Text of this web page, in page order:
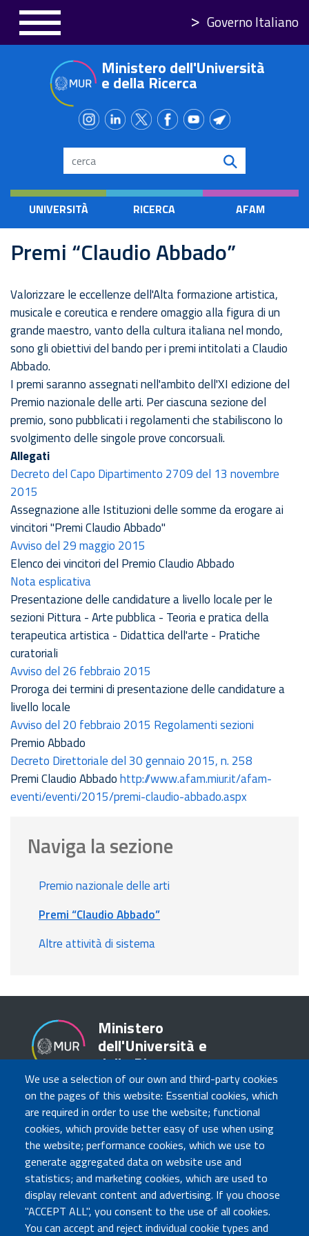
content
Governo Italiano
We use a selection of our own and third-party cookies
on the pages of this website: Essential cookies, which
are required in order to use the website; functional
cookies, which provide better easy of use when using
the website; performance cookies, which we use to
generate aggregated data on website use and
statistics; and marketing cookies, which are used to
display relevant content and advertising. If you choose
"ACCEPT ALL", you consent to the use of all cookies.
You can accept and reject individual cookie types and
Ministero dell'Università
e della Ricerca
Search
UNIVERSITÀ RICERCA AFAM
Premi “Claudio Abbado”
Valorizzare le eccellenze dell'Alta formazione artistica,
musicale e coreutica e rendere omaggio alla figura di un
grande maestro, vanto della cultura italiana nel mondo,
sono gli obiettivi del bando per i premi intitolati a Claudio
Abbado.
I premi saranno assegnati nell'ambito dell'XI edizione del
Premio nazionale delle arti. Per ciascuna sezione del
premio, sono pubblicati i regolamenti che stabiliscono lo
svolgimento delle singole prove concorsuali.
Allegati
Decreto del Capo Dipartimento 2709 del 13 novembre
2015
Assegnazione alle Istituzioni delle somme da erogare ai
vincitori "Premi Claudio Abbado"
Avviso del 29 maggio 2015
Elenco dei vincitori del Premio Claudio Abbado
Nota esplicativa
Presentazione delle candidature a livello locale per le
sezioni Pittura - Arte pubblica - Teoria e pratica della
terapeutica artistica - Didattica dell'arte - Pratiche
curatoriali
Avviso del 26 febbraio 2015
Proroga dei termini di presentazione delle candidature a
livello locale
Avviso del 20 febbraio 2015 Regolamenti sezioni
Premio Abbado
Decreto Direttoriale del 30 gennaio 2015, n. 258
Premi Claudio Abbadohttp://www.afam.miur.it/afam-
eventi/eventi/2015/premi-claudio-abbado.aspx
Naviga la sezione
Premio nazionale delle arti
Premi “Claudio Abbado”
Altre attività di sistema
Ministero
dell'Università e
della Ricerca
TRASPARENZA
Amministrazione Trasparente
Atti di notifica
Albo online
Concorsi
COMUNICA CON NOI